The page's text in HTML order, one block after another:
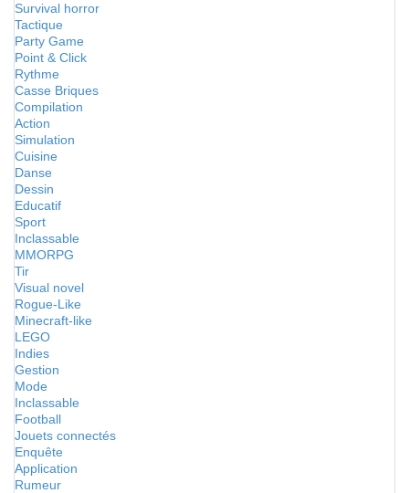
Survival horror
Tactique
Party Game
Point & Click
Rythme
Casse Briques
Compilation
Action
Simulation
Cuisine
Danse
Dessin
Educatif
Sport
Inclassable
MMORPG
Tir
Visual novel
Rogue-Like
Minecraft-like
LEGO
Indies
Gestion
Mode
Inclassable
Football
Jouets connectés
Enquête
Application
Rumeur